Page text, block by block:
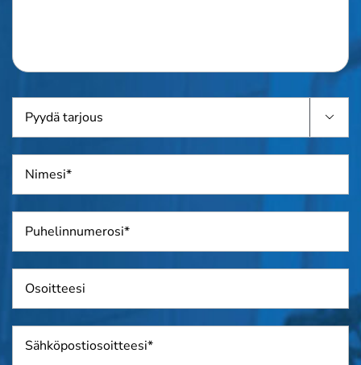
tiedossa
tarjous

Nimi *
Puhelin *
Osoite
Sposti *